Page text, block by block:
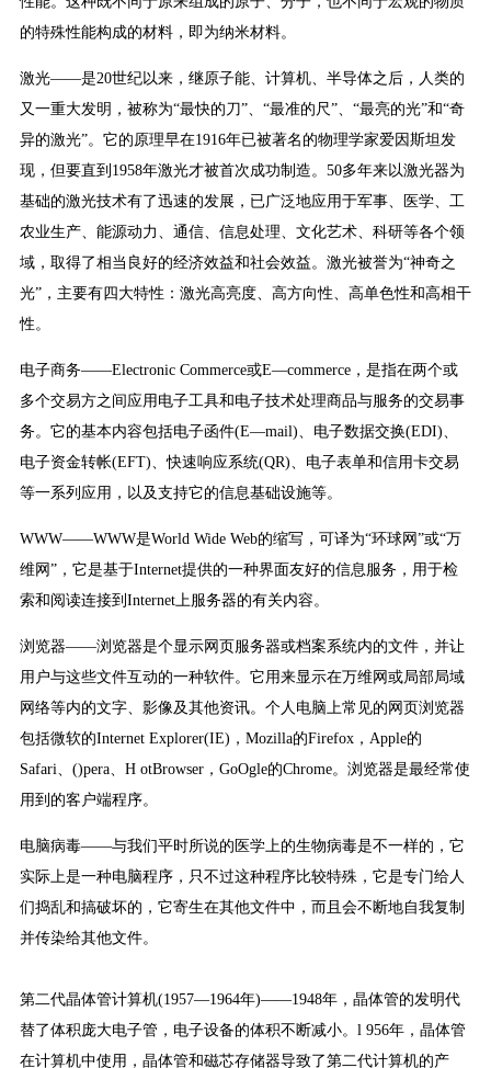
的特殊性能构成的材料，即为纳米材料。
激光——是20世纪以来，继原子能、计算机、半导体之后，人类的
又一重大发明，被称为“最快的刀”、“最准的尺”、“最亮的光”和“奇
异的激光”。它的原理早在1916年已被著名的物理学家爱因斯坦发
现，但要直到1958年激光才被首次成功制造。50多年来以激光器为
基础的激光技术有了迅速的发展，已广泛地应用于军事、医学、工
农业生产、能源动力、通信、信息处理、文化艺术、科研等各个领
域，取得了相当良好的经济效益和社会效益。激光被誉为“神奇之
光”，主要有四大特性：激光高亮度、高方向性、高单色性和高相干
性。
电子商务——Electronic Commerce或E—commerce，是指在两个或
多个交易方之间应用电子工具和电子技术处理商品与服务的交易事
务。它的基本内容包括电子函件(E—mail)、电子数据交换(EDI)、
电子资金转帐(EFT)、快速响应系统(QR)、电子表单和信用卡交易
等一系列应用，以及支持它的信息基础设施等。
WWW——WWW是World Wide Web的缩写，可译为“环球网”或“万
维网”，它是基于Internet提供的一种界面友好的信息服务，用于检
索和阅读连接到Internet上服务器的有关内容。
浏览器——浏览器是个显示网页服务器或档案系统内的文件，并让
用户与这些文件互动的一种软件。它用来显示在万维网或局部局域
网络等内的文字、影像及其他资讯。个人电脑上常见的网页浏览器
包括微软的Internet Explorer(IE)，Mozilla的Firefox，Apple的
Safari、()pera、H otBrowser，GoOgle的Chrome。浏览器是最经常使
用到的客户端程序。
电脑病毒——与我们平时所说的医学上的生物病毒是不一样的，它
实际上是一种电脑程序，只不过这种程序比较特殊，它是专门给人
们捣乱和搞破坏的，它寄生在其他文件中，而且会不断地自我复制
并传染给其他文件。
第二代晶体管计算机(1957—1964年)——1948年，晶体管的发明代
替了体积庞大电子管，电子设备的体积不断减小。l 956年，晶体管
在计算机中使用，晶体管和磁芯存储器导致了第二代计算机的产